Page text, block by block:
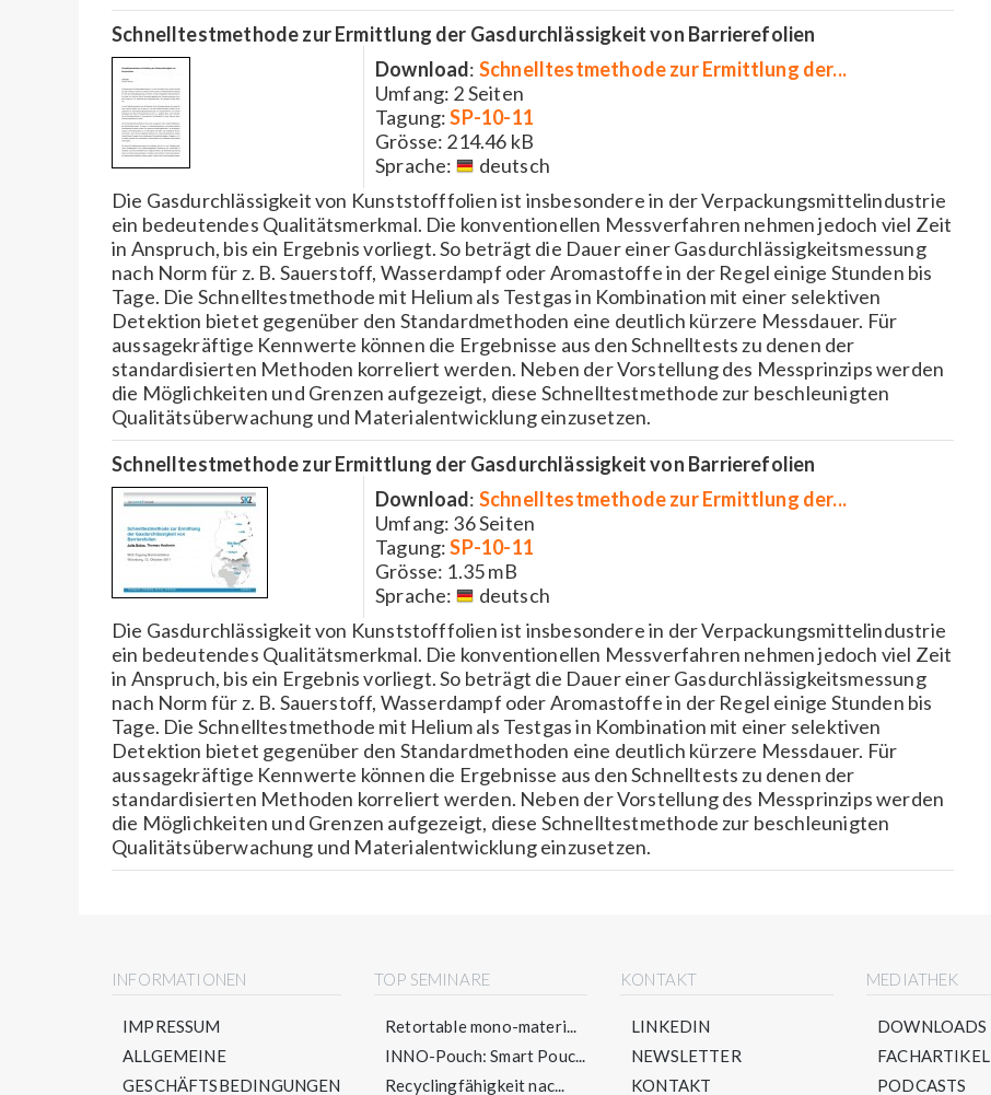
Schnelltestmethode zur Ermittlung der Gasdurchlässigkeit von Barrierefolien
Download: Schnelltestmethode zur Ermittlung der...
Umfang: 2 Seiten
Tagung:SP-10-11
Grösse: 214.46 kB
Sprache:
deutsch
Die Gasdurchlässigkeit von Kunststofffolien ist insbesondere in der Verpackungsmittelindustrie
ein bedeutendes Qualitätsmerkmal. Die konventionellen Messverfahren nehmen jedoch viel Zeit
in Anspruch, bis ein Ergebnis vorliegt. So beträgt die Dauer einer Gasdurchlässigkeitsmessung
nach Norm für z. B. Sauerstoff, Wasserdampf oder Aromastoffe in der Regel einige Stunden bis
Tage. Die Schnelltestmethode mit Helium als Testgas in Kombination mit einer selektiven
Detektion bietet gegenüber den Standardmethoden eine deutlich kürzere Messdauer. Für
aussagekräftige Kennwerte können die Ergebnisse aus den Schnelltests zu denen der
standardisierten Methoden korreliert werden. Neben der Vorstellung des Messprinzips werden
die Möglichkeiten und Grenzen aufgezeigt, diese Schnelltestmethode zur beschleunigten
Qualitätsüberwachung und Materialentwicklung einzusetzen.
Schnelltestmethode zur Ermittlung der Gasdurchlässigkeit von Barrierefolien
Download: Schnelltestmethode zur Ermittlung der...
Umfang: 36 Seiten
Tagung:SP-10-11
Grösse: 1.35 mB
Sprache:
deutsch
Die Gasdurchlässigkeit von Kunststofffolien ist insbesondere in der Verpackungsmittelindustrie
ein bedeutendes Qualitätsmerkmal. Die konventionellen Messverfahren nehmen jedoch viel Zeit
in Anspruch, bis ein Ergebnis vorliegt. So beträgt die Dauer einer Gasdurchlässigkeitsmessung
nach Norm für z. B. Sauerstoff, Wasserdampf oder Aromastoffe in der Regel einige Stunden bis
Tage. Die Schnelltestmethode mit Helium als Testgas in Kombination mit einer selektiven
Detektion bietet gegenüber den Standardmethoden eine deutlich kürzere Messdauer. Für
aussagekräftige Kennwerte können die Ergebnisse aus den Schnelltests zu denen der
standardisierten Methoden korreliert werden. Neben der Vorstellung des Messprinzips werden
die Möglichkeiten und Grenzen aufgezeigt, diese Schnelltestmethode zur beschleunigten
Qualitätsüberwachung und Materialentwicklung einzusetzen.
INFORMATIONEN
IMPRESSUM
ALLGEMEINE
GESCHÄFTSBEDINGUNGEN
TOP SEMINARE
Retortable mono-materi...
INNO-Pouch: Smart Pouc...
Recyclingfähigkeit nac...
KONTAKT
LINKEDIN
NEWSLETTER
KONTAKT
MEDIATHEK
DOWNLOADS
FACHARTIKEL
PODCASTS